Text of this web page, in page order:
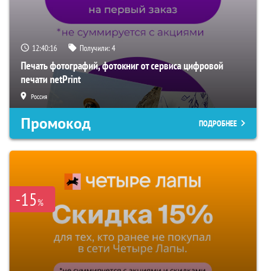
12:40:16 Получили:4
Печать фотографий, фотокниг от сервиса цифровой
печати netPrint
Россия
Промокод ПОДРОБНЕЕ
-15%